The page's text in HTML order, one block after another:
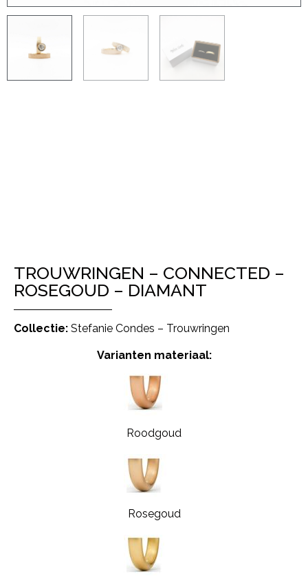
TROUWRINGEN – CONNECTED –
ROSEGOUD – DIAMANT
Collectie: Stefanie Condes – Trouwringen
Varianten materiaal:
Roodgoud
Rosegoud